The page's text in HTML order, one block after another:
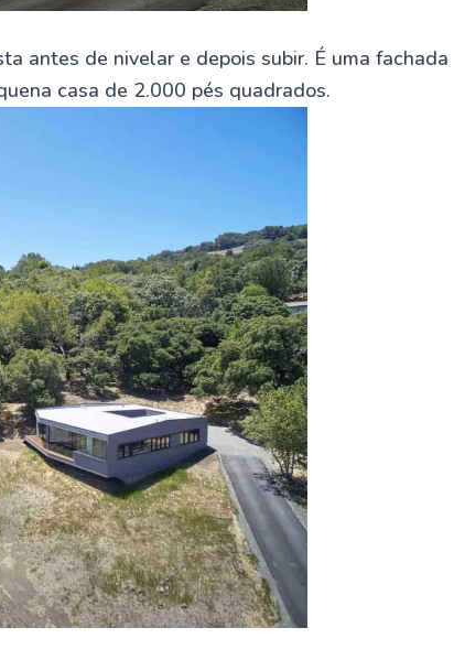
antes de nivelar e depois subir. É uma fachada
casa de 2.000 pés quadrados.